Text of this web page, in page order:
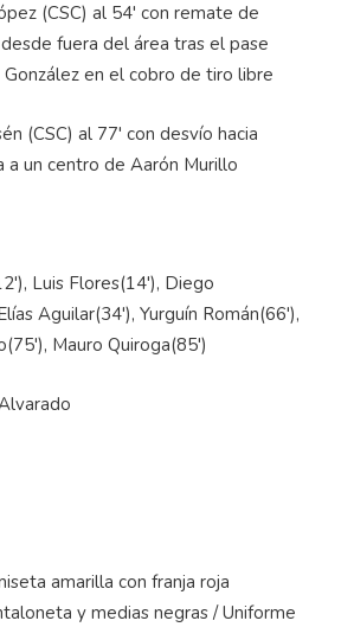
(CSC) al 54' con remate de
fuera del área tras el pase
en el cobro de tiro libre
(CSC) al 77' con desvío hacia
a un centro de Aarón Murillo
Luis Flores(14'), Diego
Aguilar(34'), Yurguín Román(66'),
Mauro Quiroga(85')
amarilla con franja roja
y medias negras / Uniforme